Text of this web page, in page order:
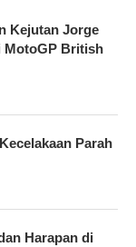
Kejutan Jorge
MotoGP British
Parah
Harapan di